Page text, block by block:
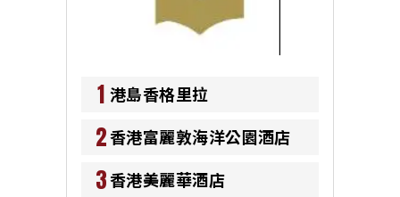
1 港島香格里拉
2香港富麗敦海洋公園酒店
3香港美麗華酒店